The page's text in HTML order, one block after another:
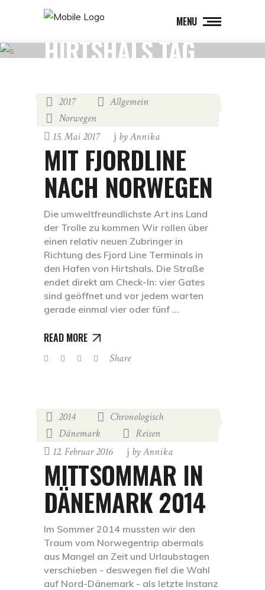
MENU
HIRTSHALS TAG
2017 Allgemein
Norwegen
15. Mai 2017
byAnnika
MIT FJORDLINE
NACH NORWEGEN
Die umweltfreundlichste Art ins Land
der Trolle zu kommen Wir rollen über
einen relativ neuen Zubringer in
Richtung des Fjord Line Terminals in
den Hafen von Hirtshals. Die Straße
endet direkt am Check-In: vier Gates
sind geöffnet und vor jedem warten
gerade einmal vier oder fünf
READ MORE
Share
2014 Chronologisch
Dänemark
Reisen
12. Februar 2016
byAnnika
MITTSOMMAR IN
DÄNEMARK 2014
Im Sommer 2014 mussten wir den
Traum vom Norwegentrip abermals
aus Mangel an Zeit und Urlaubstagen
verschieben - deswegen fiel die Wahl
auf Nord-Dänemark - als letzte Instanz